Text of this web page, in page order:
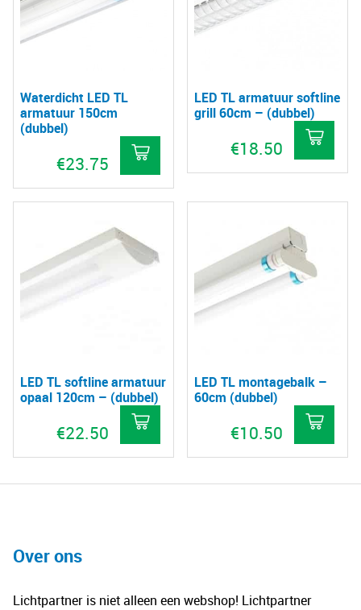
Waterdicht LED TL
armatuur 150cm
(dubbel)
€23.75
LED TL armatuur softline
grill 60cm – (dubbel)
€18.50
LED TL softline armatuur
opaal 120cm – (dubbel)
€22.50
LED TL montagebalk –
60cm (dubbel)
€10.50
Over ons
Lichtpartner is niet alleen een webshop! Lichtpartner